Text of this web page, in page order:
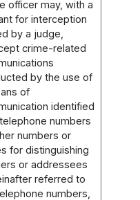
officer may, with a
for interception
by a judge,
crime-related
by the use of
of
identified
numbers
numbers or
for distinguishing
or addressees
referred to
numbers,